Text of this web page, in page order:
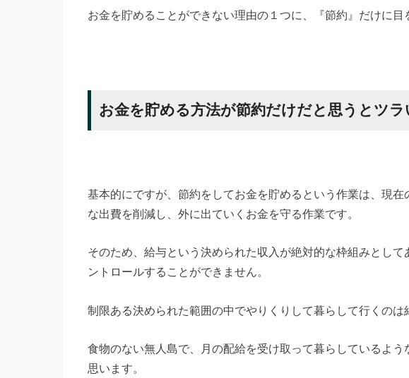
お金を貯めることができない理由の１つに、『節約』だけに目
お金を貯める方法が節約だけだと思うとツラ
基本的にですが、節約をしてお金を貯めるという作業は、現
な出費を削減し、外に出ていくお金を守る作業です。
そのため、給与という決められた収入が絶対的な枠組みとし
ントロールすることができません。
制限ある決められた範囲の中でやりくりして暮らして行くのは
食物のない無人島で、月の配給を受け取って暮らしているよ
思います。